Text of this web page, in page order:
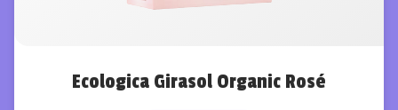
Ecologica Girasol Organic Rosé